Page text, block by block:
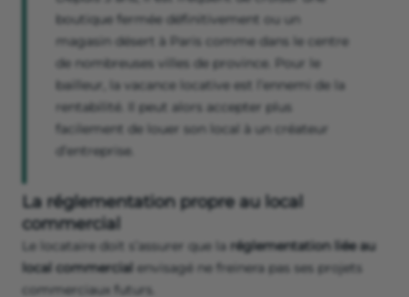
le dynamisme du quartier ;
l’accès à la boutique en transport, à pied, en voiture.
Plusieurs visites sont nécessaires pour se faire une idée
précise de la fréquentation, des horaires de la population,
du type de personnes dans le quartier, etc.
Bon à savoir
de votre recherche,repérez les locaux
commerciaux vides
Depuis 3 ans, il est fréquent de croiser une
boutique fermée définitivement ou un
magasin désert à Paris comme dans le centre